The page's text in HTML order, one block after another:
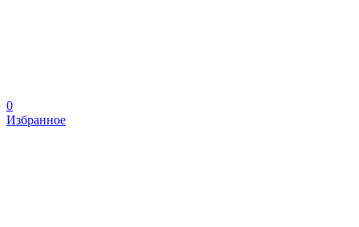
0
Избранное